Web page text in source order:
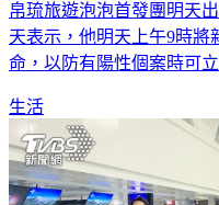
帛琉旅遊泡泡首發團明天
天表示，他明天上午9時
命，以防有陽性個案時可
生活